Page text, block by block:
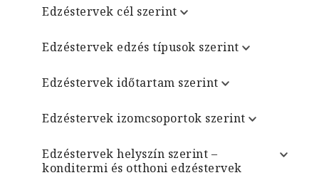
Edzéstervek cél szerint
Edzéstervek edzés típusok szerint
Edzéstervek időtartam szerint
Edzéstervek izomcsoportok szerint
Edzéstervek helyszín szerint –
konditermi és otthoni edzéstervek